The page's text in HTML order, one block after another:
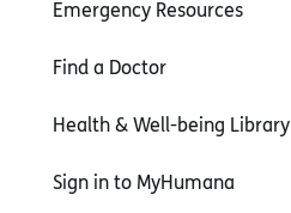
Emergency Resources
Find a Doctor
Health & Well-being Library
Sign in to MyHumana